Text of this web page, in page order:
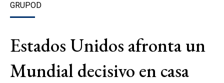
GRUPOD
Estados Unidos afronta un
Mundial decisivo en casa